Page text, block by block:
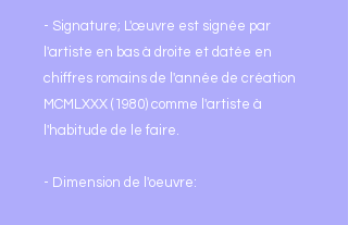
- Signature; L'œuvre est signée par
l'artiste en bas à droite et datée en
chiffres romains de l'année de création
MCMLXXX (1980) comme l'artiste à
l'habitude de le faire.
- Dimension de l'oeuvre: